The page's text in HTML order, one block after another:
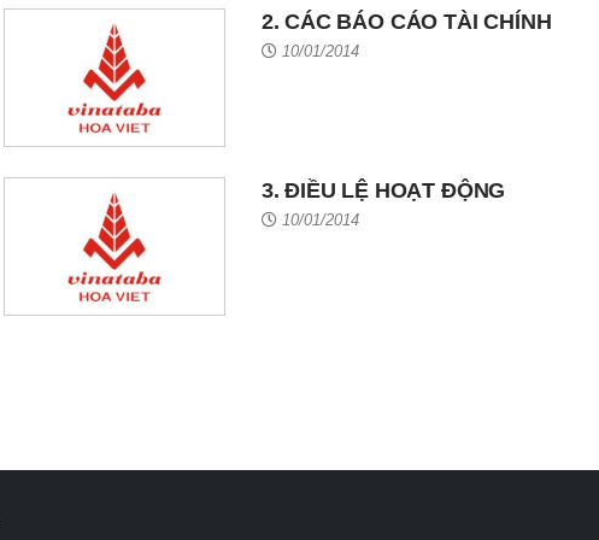
2. CÁC BÁO CÁO TÀI CHÍNH
10/01/2014
3. ĐIỀU LỆ HOẠT ĐỘNG
10/01/2014